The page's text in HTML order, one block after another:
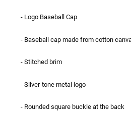
- Logo Baseball Cap
- Baseball cap made from cotton
- Stitched brim
- Silver-tone metal logo
- Rounded square buckle at the back